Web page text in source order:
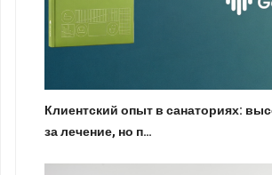
Клиентский опыт в санаториях:
за лечение, но п…